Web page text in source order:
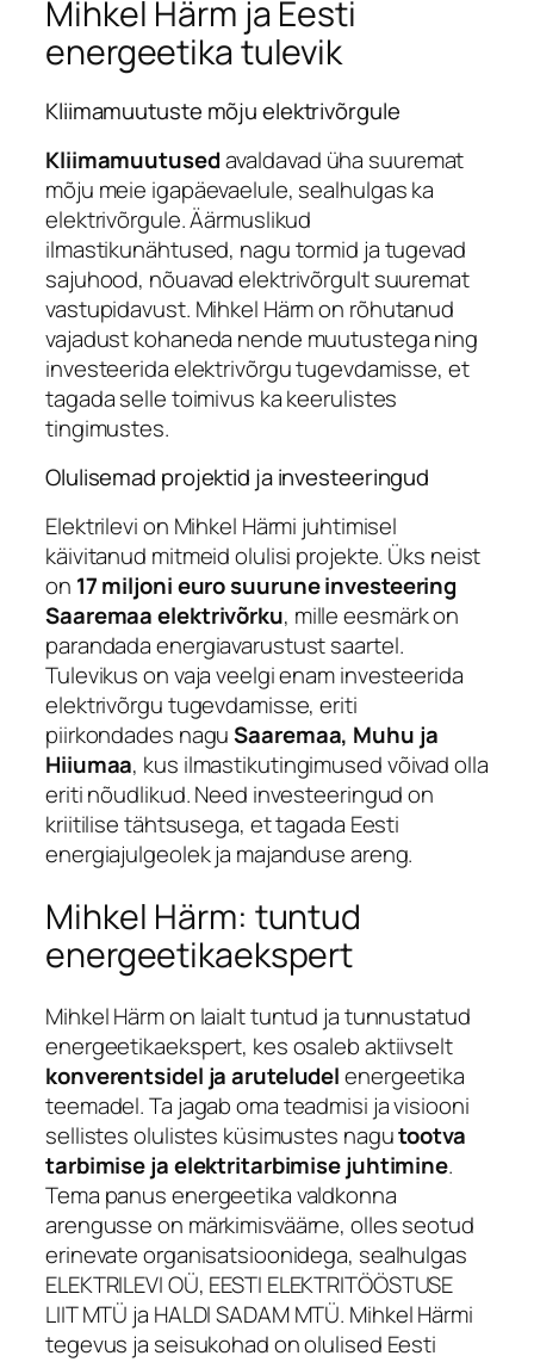
Mihkel Härm ja Eesti
energeetika tulevik
Kliimamuutuste mõju elektrivõrgule
Kliimamuutusedavaldavad üha suuremat
mõju meie igapäevaelule, sealhulgas ka
elektrivõrgule. Äärmuslikud
ilmastikunähtused, nagu tormid ja tugevad
sajuhood, nõuavad elektrivõrgult suuremat
vastupidavust. Mihkel Härm on rõhutanud
vajadust kohaneda nende muutustega ning
investeerida elektrivõrgu tugevdamisse, et
tagada selle toimivus ka keerulistes
tingimustes.
Olulisemad projektid ja investeeringud
Elektrilevi on Mihkel Härmi juhtimisel
käivitanud mitmeid olulisi projekte. Üks neist
on 17 miljoni euro suurune investeering
Saaremaa elektrivõrku, mille eesmärk on
parandada energiavarustust saartel.
Tulevikus on vaja veelgi enam investeerida
elektrivõrgu tugevdamisse, eriti
piirkondades naguSaaremaa, Muhu ja
Hiiumaa, kus ilmastikutingimused võivad olla
eriti nõudlikud. Need investeeringud on
kriitilise tähtsusega, et tagada Eesti
energiajulgeolek ja majanduse areng.
Mihkel Härm: tuntud
energeetikaekspert
Mihkel Härm on laialt tuntud ja tunnustatud
energeetikaekspert, kes osaleb aktiivselt
konverentsidel ja aruteludelenergeetika
teemadel. Ta jagab oma teadmisi ja visiooni
sellistes olulistes küsimustes nagutootva
tarbimise ja elektritarbimise juhtimine.
Tema panus energeetika valdkonna
arengusse on märkimisväärne, olles seotud
erinevate organisatsioonidega, sealhulgas
ELEKTRILEVI OÜ, EESTI ELEKTRITÖÖSTUSE
LIIT MTÜ ja HALDI SADAM MTÜ. Mihkel Härmi
tegevus ja seisukohad on olulised Eesti